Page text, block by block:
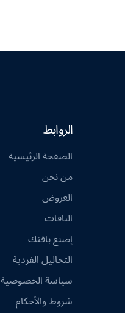
الروابط
الصفحة الرئيسية
من نحن
العروض
الباقات
إصنع باقتك
التحاليل الفردية
سياسة الخصوصية
شروط والأحكام